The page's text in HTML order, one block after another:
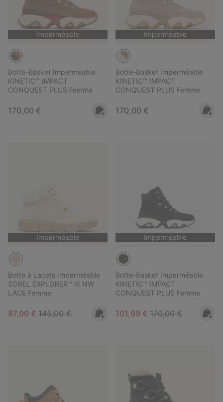
Imperméable
Botte-Basket Imperméable
KINETIC™ IMPACT
CONQUEST PLUS Femme
Regular price:
170,00 €
Imperméable
Botte-Basket Imperméable
KINETIC™ IMPACT
CONQUEST PLUS Femme
Regular price:
170,00 €
Imperméable
Botte à Lacets Imperméable
SOREL EXPLORER™ III NW
LACE Femme
Sale price:
87,00 € Regular price:
145,00 €
Imperméable
Botte-Basket Imperméable
KINETIC™ IMPACT
CONQUEST PLUS Femme
Sale price:
101,99 € Regular price:
170,00 €